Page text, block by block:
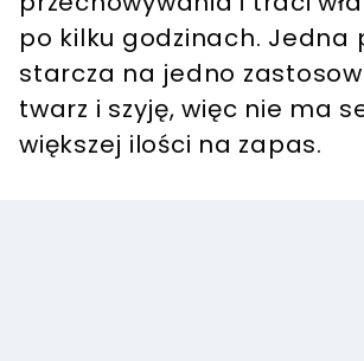
po kilku godzinach. Jedna
starcza na jedno
twarz i szyję, więc nie ma
większej ilości na zapas.